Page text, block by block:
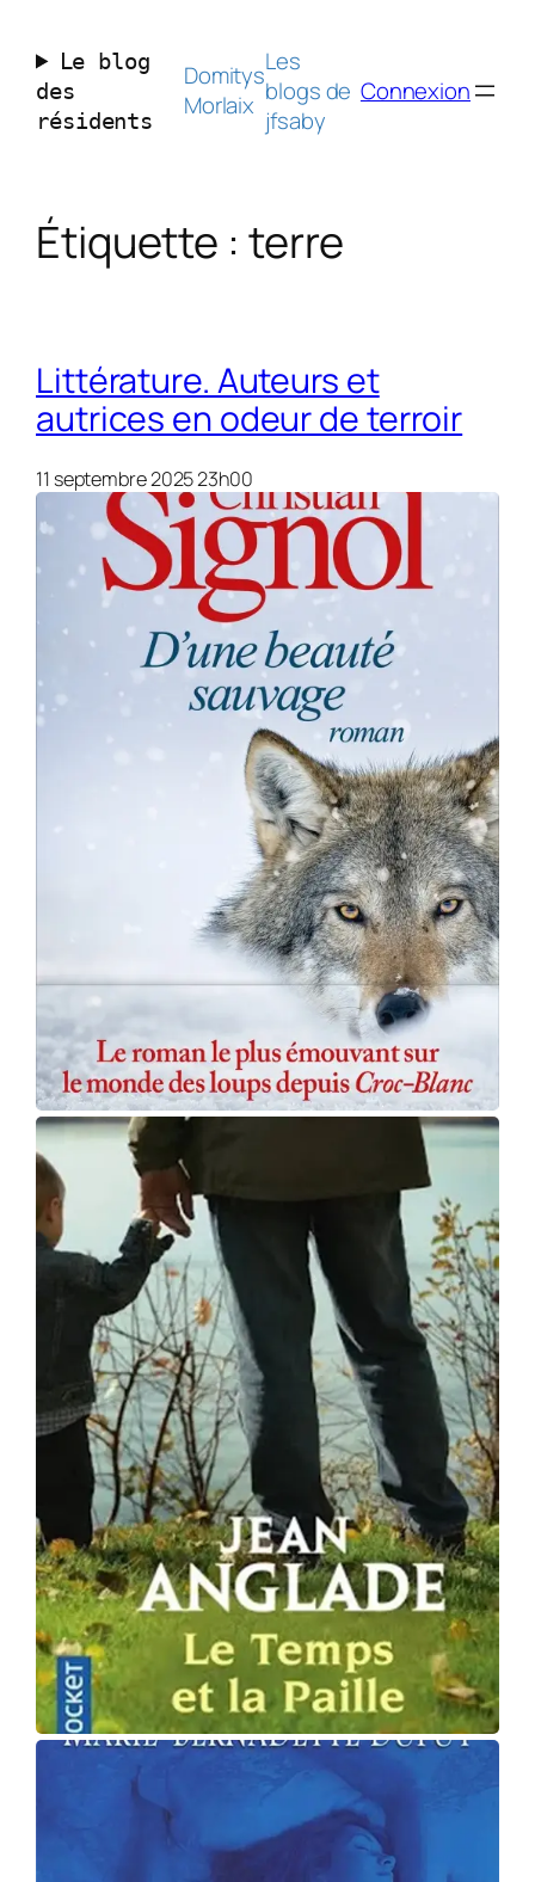
contenuLe blog
des
résidents
Domitys
Morlaix
Les
blogs de
jfsaby
Connexion
Étiquette : terre
Littérature. Auteurs et
autrices en odeur de terroir
11 septembre 2025 23h00